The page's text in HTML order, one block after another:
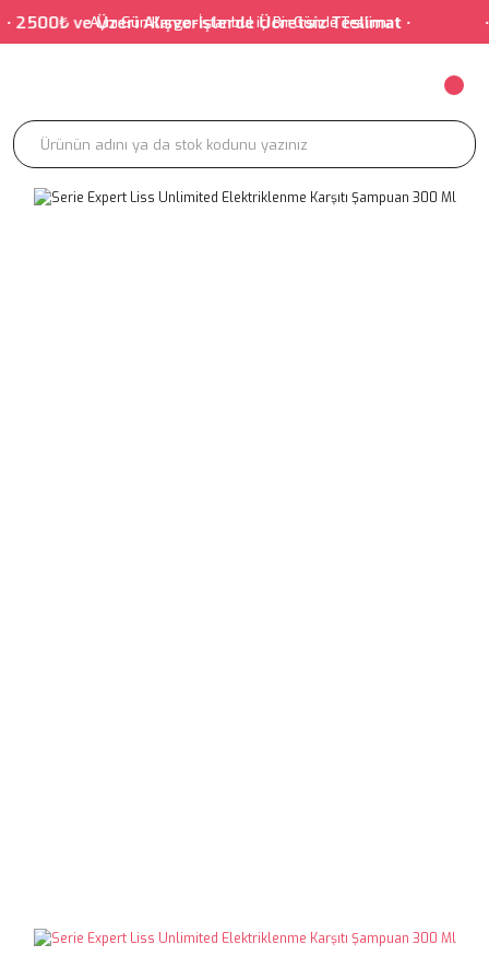
Aynı Gün Kargo-İstanbul içi Bir Günde Teslimat
ve Üzeri Alışverişlerde Ücretsiz Teslimat • •